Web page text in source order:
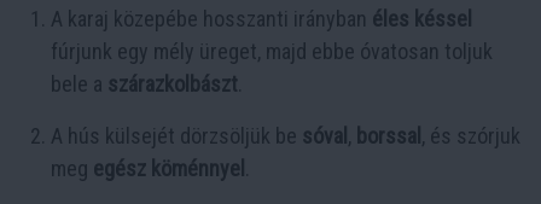
A karaj közepébe hosszanti irányban éles késsel
fúrjunk egy mély üreget, majd ebbe óvatosan toljuk
bele a szárazkolbászt
A hús külsejét dörzsöljük be sóval , borssal , és szórjuk
meg egész köménnyel